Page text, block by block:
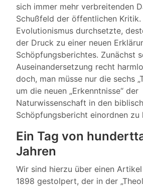
sich immer mehr verbreitenden
Schußfeld der öffentlichen
Evolutionismus durchsetzte,
der Druck zu einer neuen
Schöpfungsberichtes. Zunächst
Auseinandersetzung recht
doch, man müsse nur die sechs
um die neuen „Erkenntnisse“ der
Naturwissenschaft in den
Schöpfungsbericht einordnen zu
Ein Tag von
Jahren
Wir sind hierzu über einen
1898 gestolpert, der in der